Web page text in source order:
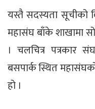
यस्तै सदस्यता सूचीको
महासंघ बाँके शाखामा
। चलचित्र पत्रकार
बसपार्क स्थित
हो ।